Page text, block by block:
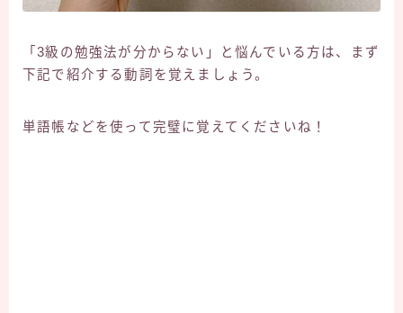
「3級の勉強法が分からない」と悩んでいる方は、まず
下記で紹介する動詞を覚えましょう。
単語帳などを使って完璧に覚えてくださいね！